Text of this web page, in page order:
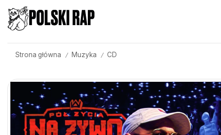
Strona główna / Muzyka / CD